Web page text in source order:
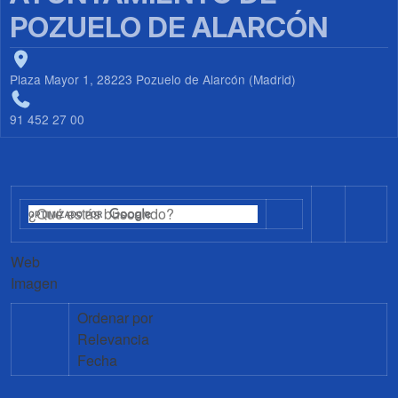
POZUELO DE ALARCÓN
Plaza Mayor 1, 28223 Pozuelo de Alarcón (Madrid)
91 452 27 00
Web
Imagen
Ordenar por
Relevancia
Fecha